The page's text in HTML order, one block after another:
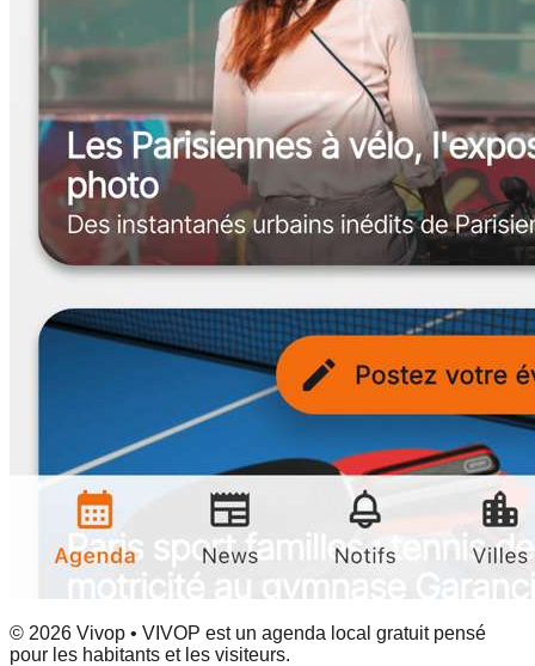
© 2026 Vivop • VIVOP est un agenda local gratuit pensé
pour les habitants et les visiteurs.